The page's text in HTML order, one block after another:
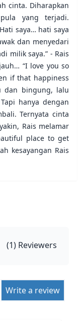
cinta. Diharapkan
yang terjadi.
saya… hati saya
dan menyedari
milik saya.” - Rais
“I love you so
if that happiness
dan bingung, lalu
hanya dengan
Ternyata cinta
Rais melamar
place to get
kesayangan Rais
(1) Reviewers
Write a review